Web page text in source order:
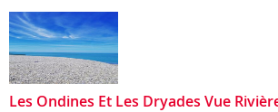
Les Ondines Et Les Dryades Vue